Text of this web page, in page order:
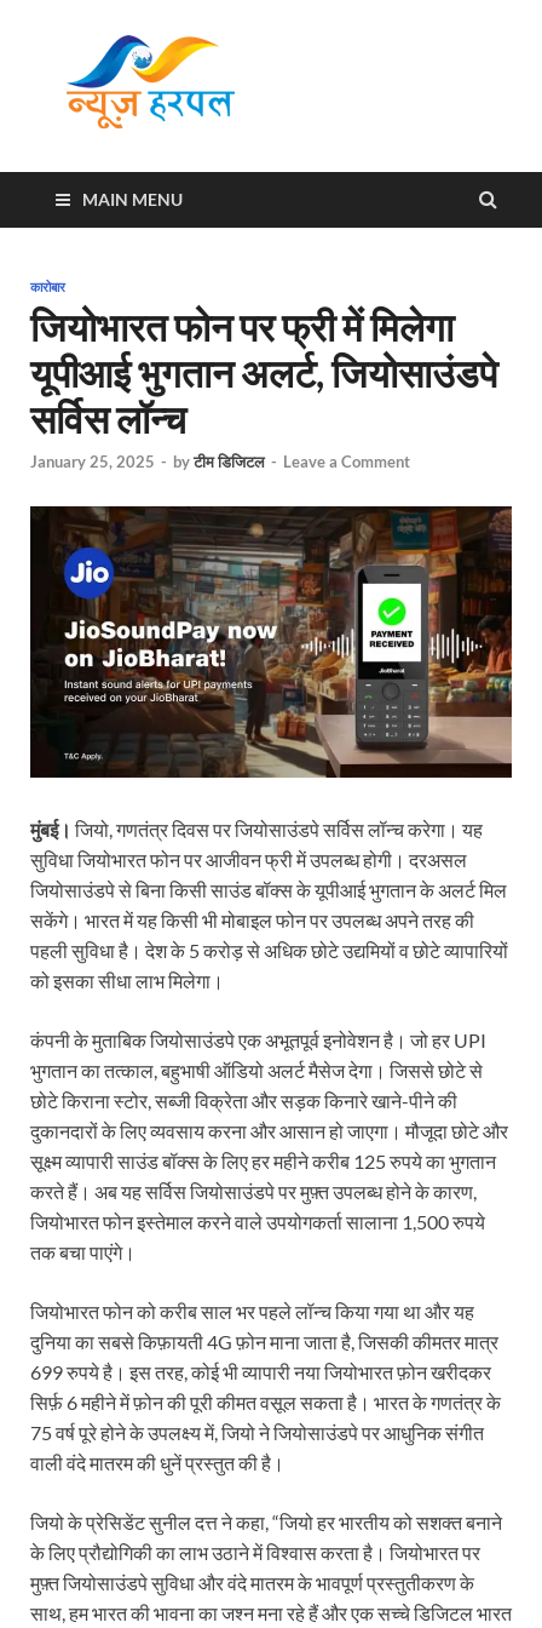
MAIN MENU
कारोबार
जियोभारत फोन पर फ्री में मिलेगा
यूपीआई भुगतान अलर्ट, जियोसाउंडपे
सर्विस लॉन्च
January 25, 2025 - byटीम डिजिटल - Leave a Comment
मुंबई। जियो, गणतंत्र दिवस पर जियोसाउंडपे सर्विस लॉन्च करेगा। यह
सुविधा जियोभारत फोन पर आजीवन फ्री में उपलब्ध होगी। दरअसल
जियोसाउंडपे से बिना किसी साउंड बॉक्स के यूपीआई भुगतान के अलर्ट मिल
सकेंगे। भारत में यह किसी भी मोबाइल फोन पर उपलब्ध अपने तरह की
पहली सुविधा है। देश के 5 करोड़ से अधिक छोटे उद्यमियों व छोटे व्यापारियों
को इसका सीधा लाभ मिलेगा।
कंपनी के मुताबिक जियोसाउंडपे एक अभूतपूर्व इनोवेशन है। जो हर UPI
भुगतान का तत्काल, बहुभाषी ऑडियो अलर्ट मैसेज देगा। जिससे छोटे से
छोटे किराना स्टोर, सब्जी विक्रेता और सड़क किनारे खाने-पीने की
दुकानदारों के लिए व्यवसाय करना और आसान हो जाएगा। मौजूदा छोटे और
सूक्ष्म व्यापारी साउंड बॉक्स के लिए हर महीने करीब 125 रुपये का भुगतान
करते हैं। अब यह सर्विस जियोसाउंडपे पर मुफ़्त उपलब्ध होने के कारण,
जियोभारत फोन इस्तेमाल करने वाले उपयोगकर्ता सालाना 1,500 रुपये
तक बचा पाएंगे।
जियोभारत फोन को करीब साल भर पहले लॉन्च किया गया था और यह
दुनिया का सबसे किफ़ायती 4G फ़ोन माना जाता है, जिसकी कीमतर मात्र
699 रुपये है। इस तरह, कोई भी व्यापारी नया जियोभारत फ़ोन खरीदकर
सिर्फ़ 6 महीने में फ़ोन की पूरी कीमत वसूल सकता है। भारत के गणतंत्र के
75 वर्ष पूरे होने के उपलक्ष्य में, जियो ने जियोसाउंडपे पर आधुनिक संगीत
वाली वंदे मातरम की धुनें प्रस्तुत की है।
जियो के प्रेसिडेंट सुनील दत्त ने कहा, “जियो हर भारतीय को सशक्त बनाने
के लिए प्रौद्योगिकी का लाभ उठाने में विश्वास करता है। जियोभारत पर
मुफ़्त जियोसाउंडपे सुविधा और वंदे मातरम के भावपूर्ण प्रस्तुतीकरण के
साथ, हम भारत की भावना का जश्न मना रहे हैं और एक सच्चे डिजिटल भारत